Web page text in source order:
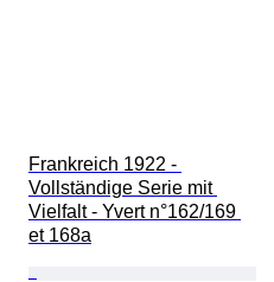
Frankreich 1922 -
Vollständige Serie mit
Vielfalt - Yvert n°162/169
et 168a